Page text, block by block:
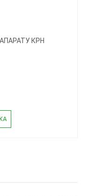
КРН